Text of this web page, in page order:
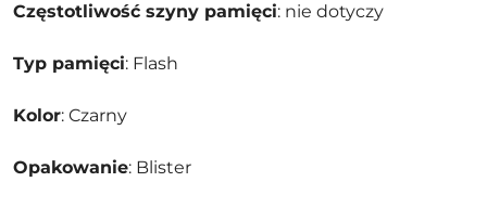
Częstotliwość szyny pamięci: nie dotyczy
Typ pamięci: Flash
Kolor: Czarny
Opakowanie: Blister